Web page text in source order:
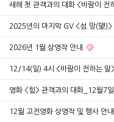
새해 첫 관객과의 대화 <바람이 전
2025년의 마지막 GV <섬.망(望)>
2026년 1월 상영작 안내
12/14(일) 4시 <바람이 전하는 말
영화 <힘> 관객과의 대화_12월7
12월 고전영화 상영작 및 행사 안내